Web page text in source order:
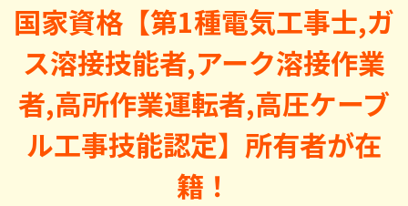
国家資格【第1種電気工事士,ガ
ス溶接技能者,アーク溶接作業
者,高所作業運転者,高圧ケーブ
ル工事技能認定】所有者が在
籍！